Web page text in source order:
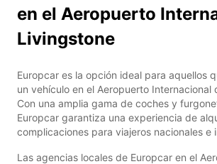
en el Aeropuerto
Livingstone
Europcar es la opción ideal para aquellos
un vehículo en el Aeropuerto Internacional
Con una amplia gama de coches y
Europcar garantiza una experiencia de
complicaciones para viajeros nacionales e
Las agencias locales de Europcar en el